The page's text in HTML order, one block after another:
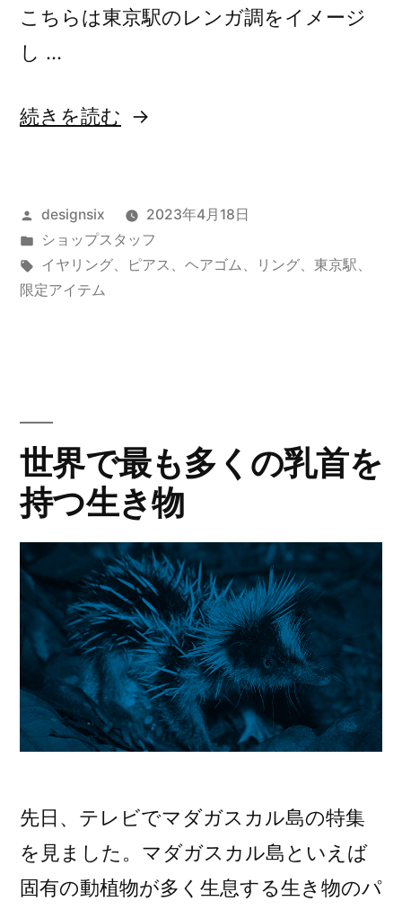
こちらは東京駅のレンガ調をイメージ
し …
“Limited
続きを読む
投
稿
者:
designsix
2023年4月18日
カ
テ
ゴ
ショップスタッフ
タ
グ:
イヤリング、 ピアス 、 ヘアゴム、 リング、 東京駅、
限定アイテム
世界で最も多くの乳首を
持つ生き物
先日、テレビでマダガスカル島の特集
を見ました。マダガスカル島といえば
固有の動植物が多く生息する生き物のパ